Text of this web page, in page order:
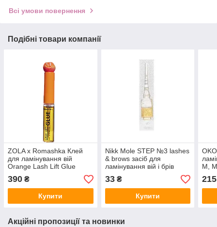
Всі умови повернення
Подібні товари компанії
ZOLA x Romashka Клей
для ламінування вій
Orange Lash Lift Glue
Strong Fix 5 мл.
390 ₴
Купити
Nikk Mole STEP №3 lashes
& brows засіб для
ламінування вій і брів
(ампула 2,5мл)
33₴
Купити
M,
215
Акційні пропозиції та новинки